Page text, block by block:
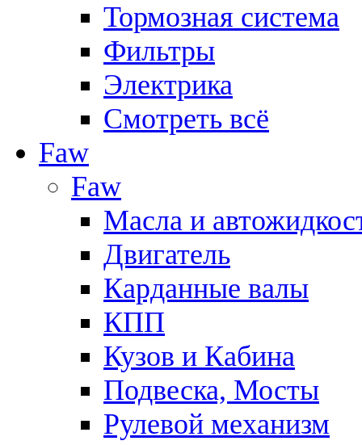
Тормозная система
Фильтры
Электрика
Смотреть всё
Faw
Faw
Масла и
Двигатель
Карданные валы
КПП
Кузов и Кабина
Подвеска, Мосты
Рулевой механизм